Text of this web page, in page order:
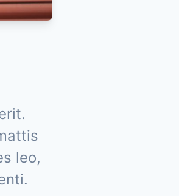
leo,